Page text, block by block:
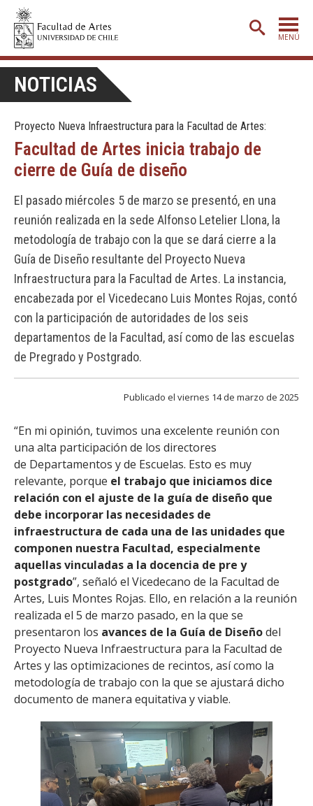
MENÚ
ADMISIÓN
ETAPA BÁSICA
CARRERAS
CREACIÓNE INVESTIGACIÓN
BIBLIOTECA
DEPARTAMENTOS
FACULTAD
Estudiantes
Académicas/os Egresadas/os
NOTICIAS
Proyecto Nueva Infraestructura para la Facultad de Artes:
Facultad de Artes inicia trabajo de
cierre de Guía de diseño
El pasado miércoles 5 de marzo se presentó, en una
reunión realizada en la sede Alfonso Letelier Llona, la
metodología de trabajo con la que se dará cierre a la
Guía de Diseño resultante del Proyecto Nueva
Infraestructura para la Facultad de Artes. La instancia,
encabezada por el Vicedecano Luis Montes Rojas, contó
con la participación de autoridades de los seis
departamentos de la Facultad, así como de las escuelas
de Pregrado y Postgrado.
Publicado el viernes 14 de marzo de 2025
“En mi opinión, tuvimos una excelente reunión con
una alta participación de los directores
de Departamentos y de Escuelas. Esto es muy
relevante, porque el trabajo que iniciamos dice
relación con el ajuste de la guía de diseño que
debe incorporar las necesidades de
infraestructura de cada una de las unidades que
componen nuestra Facultad, especialmente
aquellas vinculadas a la docencia de pre y
postgrado”, señaló el Vicedecano de la Facultad de
Artes, Luis Montes Rojas. Ello, en relación a la reunión
realizada el 5 de marzo pasado, en la que se
presentaron los avances de la Guía de Diseñodel
Proyecto Nueva Infraestructura para la Facultad de
Artes y las optimizaciones de recintos, así como la
metodología de trabajo con la que se ajustará dicho
documento de manera equitativa y viable.